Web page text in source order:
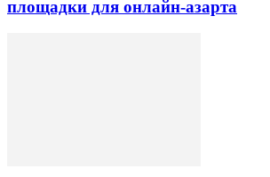
площадки для онлайн-азарта